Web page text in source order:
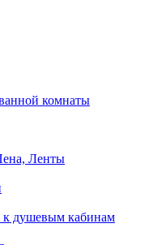
комнаты
Ленты
душевым кабинам